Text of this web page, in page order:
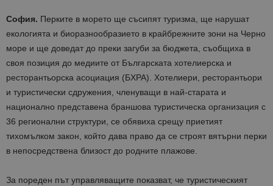
София. Перките в морето ще съсипят туризма, ще нарушат
екологията и биоразнообразието в крайбрежните зони на Черно
море и ще доведат до преки загуби за бюджета, съобщиха в
своя позиция до медиите от Българската хотелиерска и
ресторантьорска асоциация (БХРА). Хотелиери, ресторантьори
и туристически сдружения, членуващи в най-старата и
национално представена браншова туристическа организация с
36 регионални структури, се обявиха срещу приетият
тихомълком закон, който дава право да се строят вятърни перки
в непосредствена близост до родните плажове.
За пореден път управляващите показват, че туристическият